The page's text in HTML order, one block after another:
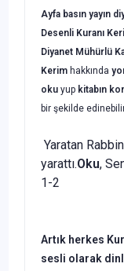
Ayfa basın yayın
Desenli Kuranı
Diyanet Mühürlü
Kerim hakkında
oku yup kitabın
bir şekilde
Yaratan
yarattı.Oku,
1-2
Artık herkes
sesli olarak